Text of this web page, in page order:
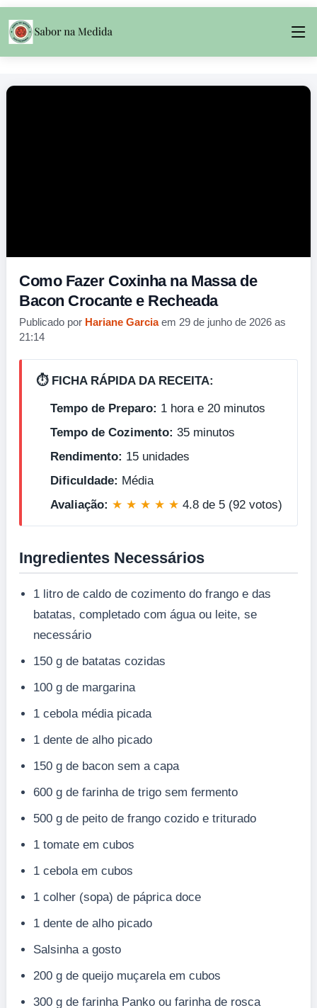
Como Fazer Coxinha na Massa de
Bacon Crocante e Recheada
Publicado por Hariane Garciaem 29 de junho de 2026 as
21:14
⏱️ FICHA RÁPIDA DA RECEITA:
Tempo de Preparo: 1 hora e 20 minutos
Tempo de Cozimento: 35 minutos
Rendimento: 15 unidades
Dificuldade: Média
Avaliação: ★ ★ ★ ★ ★ 4.8 de 5 (92 votos)
Ingredientes Necessários
1 litro de caldo de cozimento do frango e das
batatas, completado com água ou leite, se
necessário
150 g de batatas cozidas
100 g de margarina
1 cebola média picada
1 dente de alho picado
150 g de bacon sem a capa
600 g de farinha de trigo sem fermento
500 g de peito de frango cozido e triturado
1 tomate em cubos
1 cebola em cubos
1 colher (sopa) de páprica doce
1 dente de alho picado
Salsinha a gosto
200 g de queijo muçarela em cubos
300 g de farinha Panko ou farinha de rosca